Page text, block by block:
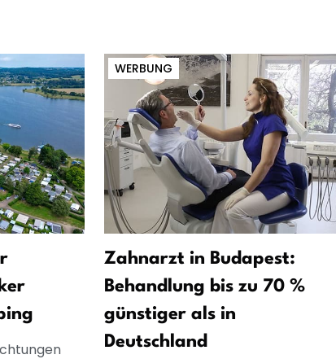
WERBUNG
Zahnarzt in Budapest:
Behandlung bis zu 70 %
günstiger als in
Deutschland